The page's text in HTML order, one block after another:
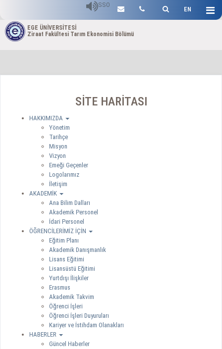
EN
SSO
EGE ÜNİVERSİTESİ
Ziraat Fakültesi Tarım Ekonomisi Bölümü
SİTE HARİTASI
HAKKIMIZDA
Yönetim
Tarihçe
Misyon
Vizyon
Emeği Geçenler
Logolarımız
İletişim
AKADEMİK
Ana Bilim Dalları
Akademik Personel
İdari Personel
ÖĞRENCİLERİMİZ İÇİN
Eğitim Planı
Akademik Danışmanlık
Lisans Eğitimi
Lisansüstü Eğitimi
Yurtdışı İlişkiler
Erasmus
Akademik Takvim
Öğrenci İşleri
Öğrenci İşleri Duyuruları
Kariyer ve İstihdam Olanakları
HABERLER
Güncel Haberler